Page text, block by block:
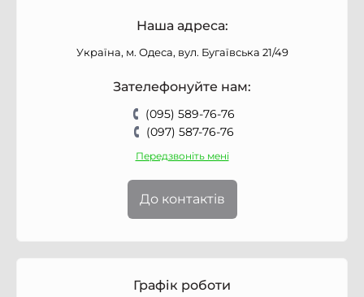
Наша адреса:
Україна, м. Одеса, вул. Бугаївська 21/49
Зателефонуйте нам:
(095) 589-76-76
(097) 587-76-76
Передзвоніть мені
До контактів
Графік роботи